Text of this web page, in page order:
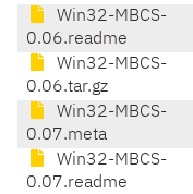
Win32-MBCS-
0.06.readme
Win32-MBCS-
0.06.tar.gz
Win32-MBCS-
0.07.meta
Win32-MBCS-
0.07.readme